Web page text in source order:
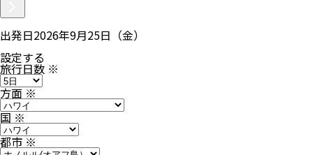
出発日2026年9月25日（金）
設定する
旅行日数 ※
方面※
国※
都市※